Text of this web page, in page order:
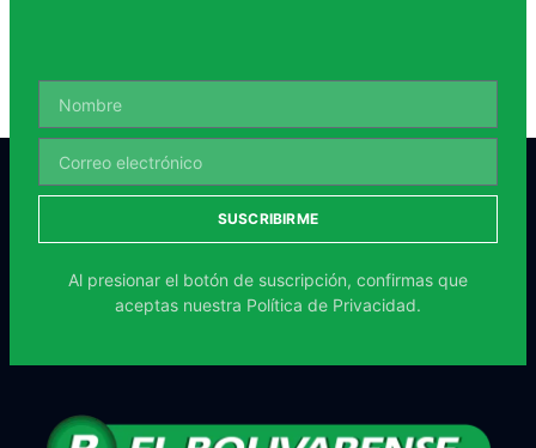
SUSCRIBIRME
Al presionar el botón de suscripción, confirmas que
aceptas nuestra Política de Privacidad.